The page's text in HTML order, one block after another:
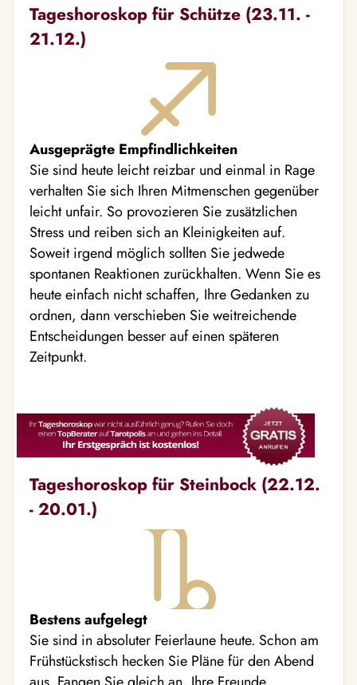
Tageshoroskop für Schütze (23.11. -
21.12.)
Ausgeprägte Empfindlichkeiten
Sie sind heute leicht reizbar und einmal in Rage
verhalten Sie sich Ihren Mitmenschen gegenüber
leicht unfair. So provozieren Sie zusätzlichen
Stress und reiben sich an Kleinigkeiten auf.
Soweit irgend möglich sollten Sie jedwede
spontanen Reaktionen zurückhalten. Wenn Sie es
heute einfach nicht schaffen, Ihre Gedanken zu
ordnen, dann verschieben Sie weitreichende
Entscheidungen besser auf einen späteren
Zeitpunkt.
Tageshoroskop für Steinbock (22.12.
- 20.01.)
Bestens aufgelegt
Sie sind in absoluter Feierlaune heute. Schon am
Frühstückstisch hecken Sie Pläne für den Abend